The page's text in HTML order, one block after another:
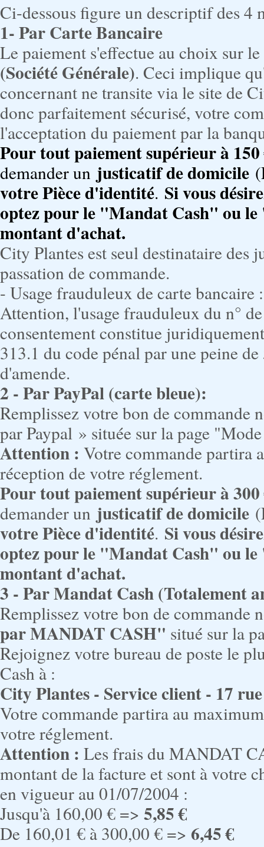
Ci-dessous figure un descriptif des 4
1-Par Carte Bancaire
Le paiement s'effectue au choix sur
(Société Générale). Ceci implique
concernant ne transite via le site de
donc parfaitement sécurisé, votre
l'acceptation du paiement par la
Pour tout paiement supérieur à 150
demander un justicatif de domicile
votre Pièce d'identité. Si vous
optez pour le "Mandat Cash" ou
montant d'achat.
City Plantes est seul destinataire des
passation de commande.
- Usage frauduleux de carte bancaire :
Attention, l'usage frauduleux du n°
consentement constitue
313.1 du code pénal par une peine
d'amende.
2 - Par PayPal (carte bleue):
Remplissez votre bon de commande
par Paypal » située sur la page
Attention : Votre commande partira
réception de votre réglement.
Pour tout paiement supérieur à 300
demander un justicatif de domicile
votre Pièce d'identité. Si vous
optez pour le "Mandat Cash" ou
montant d'achat.
3 - Par Mandat Cash (Totalement
Remplissez votre bon de commande
par MANDAT CASH" situé sur la
Rejoignez votre bureau de poste le
Cash à :
City Plantes - Service client - 17
Votre commande partira au
votre réglement.
Attention : Les frais du MANDAT
montant de la facture et sont à votre
en vigueur au 01/07/2004 :
Jusqu'à 160,00 € => 5,85 €
De 160,01 € à 300,00 € => 6,45 €